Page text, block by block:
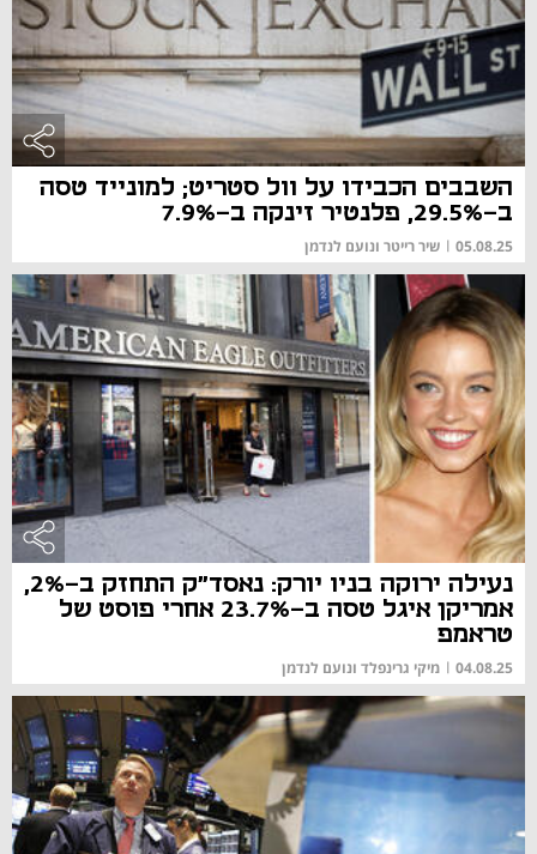
השבבים הכבידו על וול סטריט; למונייד טסה
ב-29.5%, פלנטיר זינקה ב-7.9%
05.08.25
| שיר רייטר ונועם לנדמן
נעילה ירוקה בניו יורק: נאסד"ק התחזק ב-2%,
אמריקן איגל טסה ב-23.7% אחרי פוסט של
טראמפ
04.08.25
| מיקי גרינפלד ונועם לנדמן